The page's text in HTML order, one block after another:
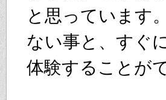
と思っています
ない事と、すぐ
体験することが